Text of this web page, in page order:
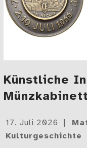
Künstliche
Gepostet
am
17. Juli 2026
Kulturgeschichte